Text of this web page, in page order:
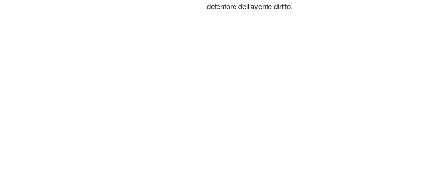
detentore dell’avente diritto.